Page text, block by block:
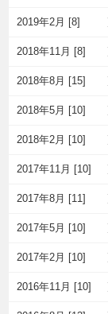
2019年2月 [8]
2018年11月 [8]
2018年8月 [15]
2018年5月 [10]
2018年2月 [10]
2017年11月 [10]
2017年8月 [11]
2017年5月 [10]
2017年2月 [10]
2016年11月 [10]